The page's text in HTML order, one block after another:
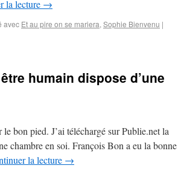
la lecture →
avec Et au pire on se mariera, Sophie Bienvenu |
humain dispose d’une
bon pied. J’ai téléchargé sur Publie.net la
chambre en soi. François Bon a eu la bonne
la lecture →